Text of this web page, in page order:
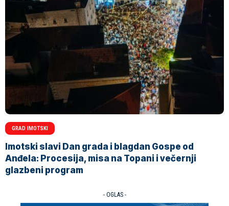
GRAD IMOTSKI
Imotski slavi Dan grada i blagdan Gospe od
Anđela: Procesija, misa na Topani i večernji
glazbeni program
- OGLAS -